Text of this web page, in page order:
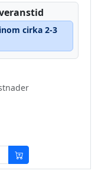
cirka 2-3